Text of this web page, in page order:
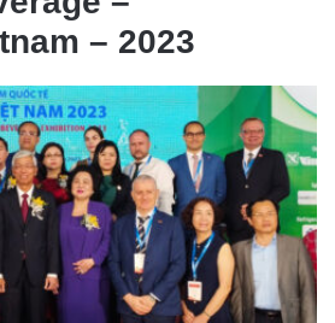
– 2023